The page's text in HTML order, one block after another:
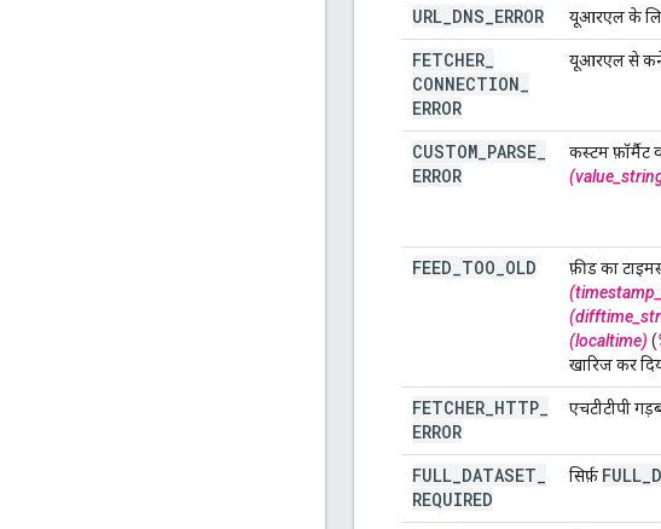
URL DNS ERROR यूआरएल के
FETCHER
CONNECTION
ERROR
यूआरएल से
CUSTOM PARSE
ERROR
कस्टम फ़ॉर्मैट
FEED TOO OLD फ़ीड का
(localtime) (
खारिज कर
FETCHER HTTP
ERROR
एचटीटीपी
FULL DATASET
REQUIRED
सिर्फ़ FULL